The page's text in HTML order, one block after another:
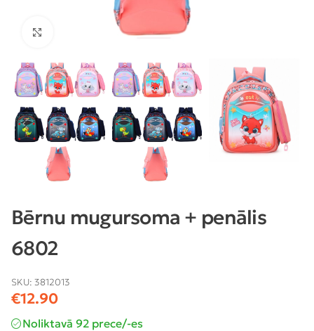
Klikšķiniet lai palielinātu
Bērnu mugursoma + penālis
6802
SKU: 3812013
€12.90
Noliktavā 92 prece/-es